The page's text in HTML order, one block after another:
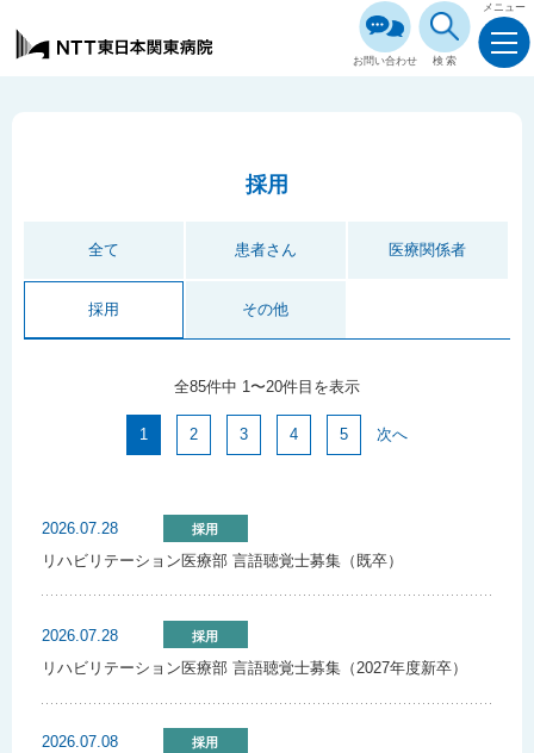
お問い合わせ 検索
メニュー
採用
全て 患者さん 医療関係者
採用 その他
全85件中 1〜20件目を表示
1 2 3 4 5 次へ
2026.07.28 採用
リハビリテーション医療部 言語聴覚士募集（既卒）
2026.07.28 採用
リハビリテーション医療部 言語聴覚士募集（2027年度新卒）
2026.07.08 採用